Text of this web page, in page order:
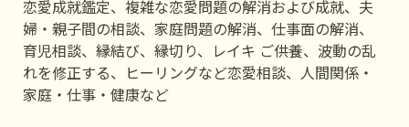
恋愛成就鑑定、複雑な恋愛問題の解消および成就、夫
婦・親子間の相談、家庭問題の解消、仕事面の解消、
育児相談、縁結び、縁切り、レイキ ご供養、波動の乱
れを修正する、ヒーリングなど恋愛相談、人間関係・
家庭・仕事・健康など